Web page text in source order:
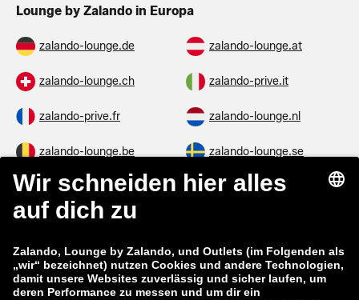
Lounge by Zalando in Europa
zalando-lounge.de zalando-lounge.at
zalando-lounge.ch zalando-prive.it
zalando-prive.fr zalando-lounge.nl
zalando-lounge.be zalando-lounge.se
zalando-lounge.fi zalando-lounge.dk
zalando-lounge.co.uk
zalando-prive.es zalando-lounge.cz
zalando-lounge.lt zalando-lounge.sk